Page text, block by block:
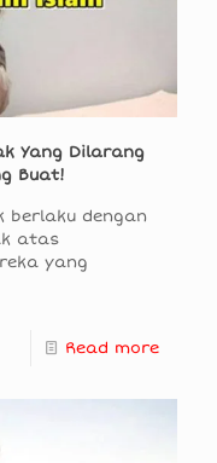
Yang Dilarang
Buat!
berlaku dengan
atas
yang
Read more